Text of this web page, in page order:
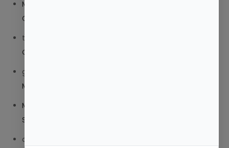
Mariana Pozo
COMPUESTO O TRIBEDOCE DX?
trolls_pipis
O TRIBEDOCE DX?
giovannaservin220
MUNICIPIO?
Mariana Pozo
SANITARIA CANARIA?
carmenharacil